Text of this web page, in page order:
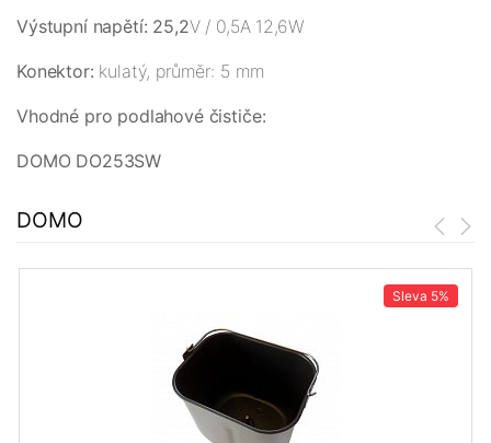
Výstupní napětí: 25,2V / 0,5A 12,6W
Konektor: kulatý, průměr: 5 mm
Vhodné pro podlahové čističe:
DOMO DO253SW
DOMO
Sleva 5%